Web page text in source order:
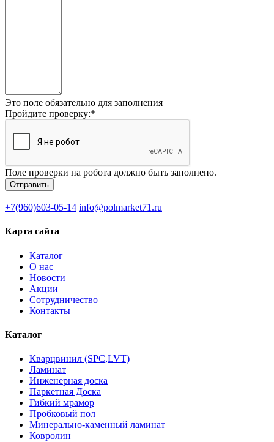
Это поле обязательно для заполнения
Пройдите проверку:*
Поле проверки на робота должно быть заполнено.
+7(960)603-05-14 info@polmarket71.ru
Карта сайта
Каталог
О нас
Новости
Акции
Сотрудничество
Контакты
Каталог
Кварцвинил (SPC,LVT)
Ламинат
Инженерная доска
Паркетная Доска
Гибкий мрамор
Пробковый пол
Минерально-каменный ламинат
Ковролин